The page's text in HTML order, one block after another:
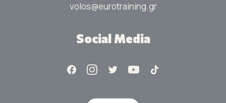
volos@eurotraining.gr
Social Media